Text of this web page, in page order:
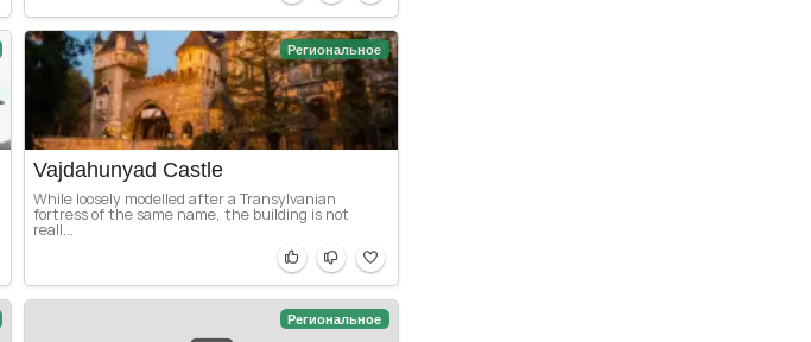
Региональное
Vajdahunyad Castle
While loosely modelled after a Transylvanian
fortress of the same name, the building is not
reall...
Региональное